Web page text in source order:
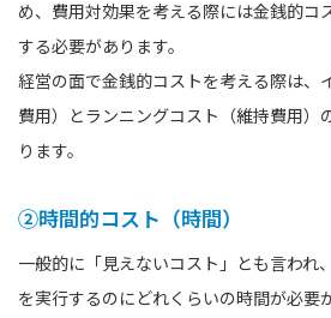
め、費用対効果を考える際には金銭的コ
する必要があります。
経営の面で金銭的コストを考える際は、
費用）とランニングコスト（維持費用）
ります。
②時間的コスト（時間）
一般的に「見えないコスト」とも言われ
を実行するのにどれくらいの時間が必要